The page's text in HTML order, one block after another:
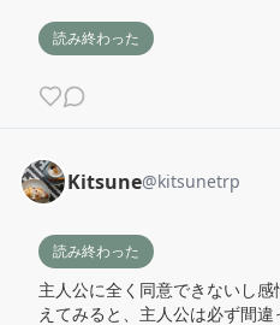
読み終わった
Kitsune@kitsunetrp
読み終わった
主人公に全く同意できないし
えてみると、主人公は必ず間